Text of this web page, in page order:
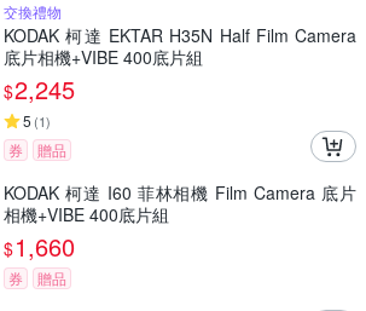
交換禮物
KODAK 柯達 EKTAR H35N Half Film Camera
底片相機+VIBE 400底片組
$2,245
5 (1)
券 贈品
KODAK 柯達 I60 菲林相機 Film Camera 底片
相機+VIBE 400底片組
$1,660
券 贈品